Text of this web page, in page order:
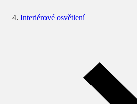
Interiérové osvětlení